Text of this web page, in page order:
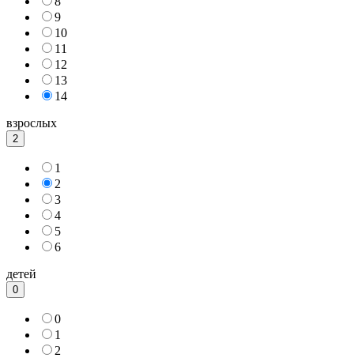
9
10
11
12
13
14
взрослых
2
1
2
3
4
5
6
детей
0
0
1
2